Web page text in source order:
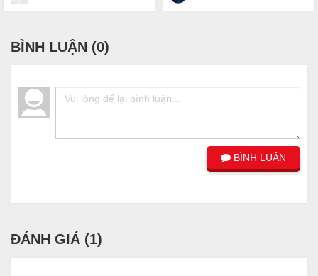
BÌNH LUẬN (0)
BÌNH LUẬN
ĐÁNH GIÁ (1)